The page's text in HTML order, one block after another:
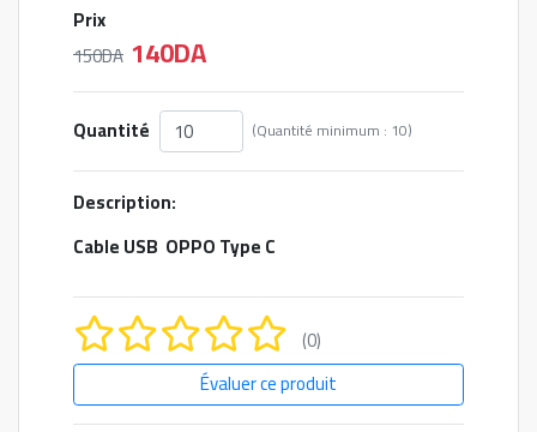
Prix
150DA 140DA
Quantité (Quantité minimum : 10)
Description:
Cable USB OPPO Type C
(0)
Évaluer ce produit